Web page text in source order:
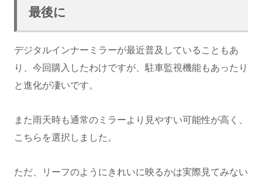
最後に
デジタルインナーミラーが最近普及していることもあ
り、今回購入したわけですが、駐車監視機能もあったり
と進化が凄いです。
また雨天時も通常のミラーより見やすい可能性が高く、
こちらを選択しました。
ただ、リーフのようにきれいに映るかは実際見てみない